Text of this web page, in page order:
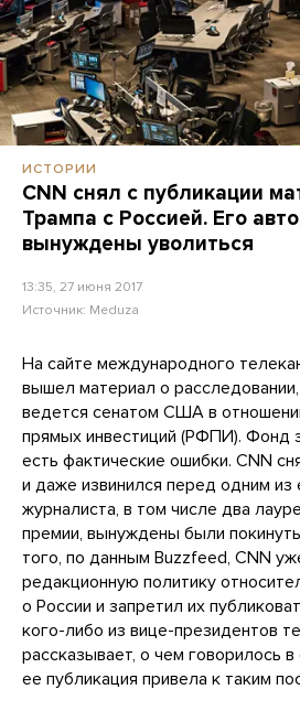
ИСТОРИИ
CNN снял с публикации
Трампа с Россией. Его
вынуждены уволиться
13:35, 27 июня 2017
Источник: Meduza
На сайте международного
вышел материал о
ведется сенатом США в
прямых инвестиций (РФПИ). Фонд
есть фактические ошибки. CNN
и даже извинился перед одним из
журналиста, в том числе два
премии, вынуждены были
того, по данным Buzzfeed, CNN
редакционную политику
о России и запретил их
кого-либо из вице-президентов
рассказывает, о чем говорилось
ее публикация привела к таким